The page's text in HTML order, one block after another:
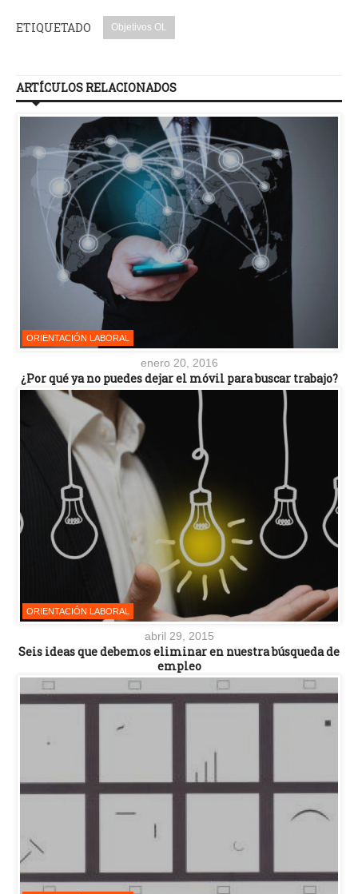
ETIQUETADO Objetivos OL
ARTÍCULOS RELACIONADOS
ORIENTACIÓN LABORAL
enero 20, 2016
¿Por qué ya no puedes dejar el móvil para buscar trabajo?
ORIENTACIÓN LABORAL
abril 29, 2015
Seis ideas que debemos eliminar en nuestra búsqueda de
empleo